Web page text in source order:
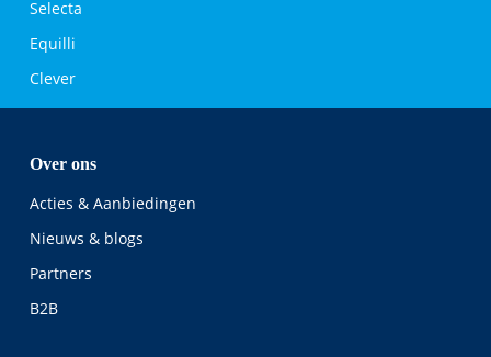
Selecta
Equilli
Clever
Over ons
Acties & Aanbiedingen
Nieuws & blogs
Partners
B2B